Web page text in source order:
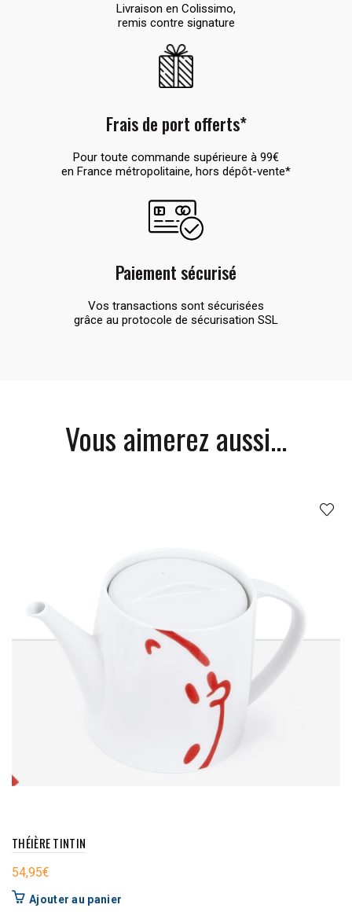
Livraison en Colissimo,
remis contre signature
Frais de port offerts*
Pour toute commande supérieure à 99€
en France métropolitaine, hors dépôt-vente*
Paiement sécurisé
Vos transactions sont sécurisées
grâce au protocole de sécurisation SSL
Vous aimerez aussi...
THÉIÈRE TINTIN
54,95€
Ajouter au panier